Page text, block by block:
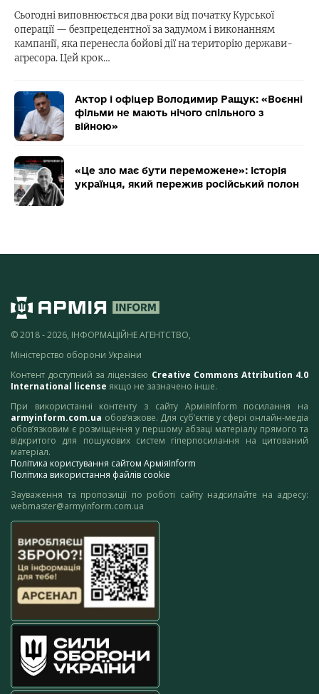
Сьогодні виповнюється два роки від початку Курської
операції — безпрецедентної за задумом і виконанням
кампанії, яка перенесла бойові дії на територію держави-
агресора. Цей крок…
Актор і офіцер Володимир Ращук: «Воєнні
фільми не мають нічого спільного з
війною»
«Це зло має бути переможене»: історія
українця, який пережив російський полон
© 2018 - 2026, ІНФОРМАЦІЙНЕ АГЕНТСТВО,
Міністерство оборони України
Контент доступний за ліцензією Creative Commons Attribution 4.0
International license якщо не зазначено інше.
При використанні контенту з сайту АрміяInform посилання на
armyinform.com.ua обов’язкове. Для суб’єктів у сфері онлайн-медіа
обов’язковим є розміщення у першому абзаці матеріалу прямого та
відкритого для пошукових систем гіперпосилання на цитований
матеріал.
Політика користування сайтом АрміяInform
Політика використання файлів cookie
Зауваження та пропозиції по роботі сайту надсилайте на адресу:
webmaster@armyinform.com.ua